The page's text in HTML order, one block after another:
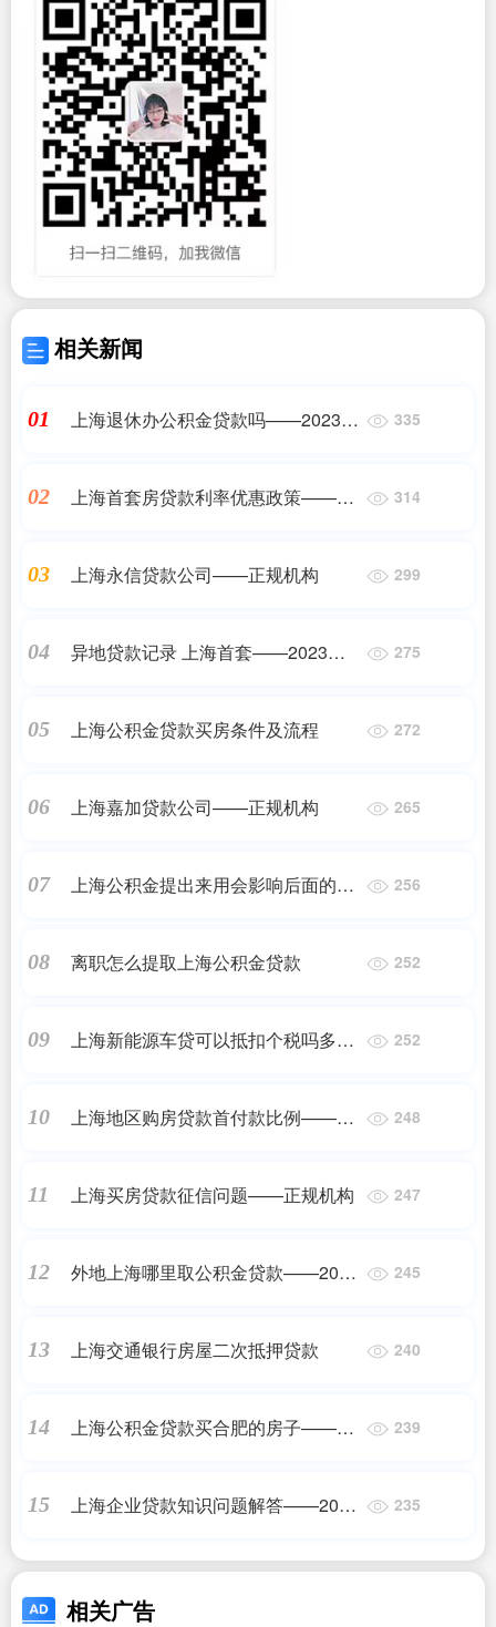
相关新闻
01
上海退休办公积金贷款吗——2023最
335
02
上海首套房贷款利率优惠政策——
314
03 上海永信贷款公司——正规机构 299
04
异地贷款记录 上海首套——2023最
275
05 上海公积金贷款买房条件及流程 272
06 上海嘉加贷款公司——正规机构 265
07
上海公积金提出来用会影响后面的买
256
08 离职怎么提取上海公积金贷款 252
09
上海新能源车贷可以抵扣个税吗多少
252
10
上海地区购房贷款首付款比例——正
248
11 上海买房贷款征信问题——正规机构 247
12
外地上海哪里取公积金贷款——2023
245
13 上海交通银行房屋二次抵押贷款 240
14
上海公积金贷款买合肥的房子——正
239
15
上海企业贷款知识问题解答——2023
235
相关广告